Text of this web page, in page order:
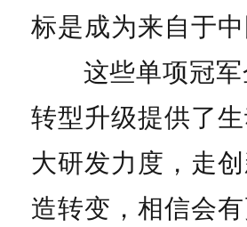
标是成为来自于
这些单项冠
转型升级提供了
大研发力度，走
造转变，相信会